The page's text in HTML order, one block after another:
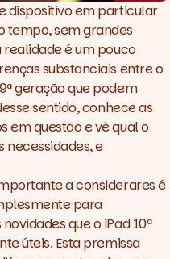
dispositivo em particular
tempo, sem grandes
é um pouco
substanciais entre o
geração que podem
sentido, conhece as
em questão e vê qual o
necessidades, e
a considerares é
para
que o iPad 10ª
úteis. Esta premissa